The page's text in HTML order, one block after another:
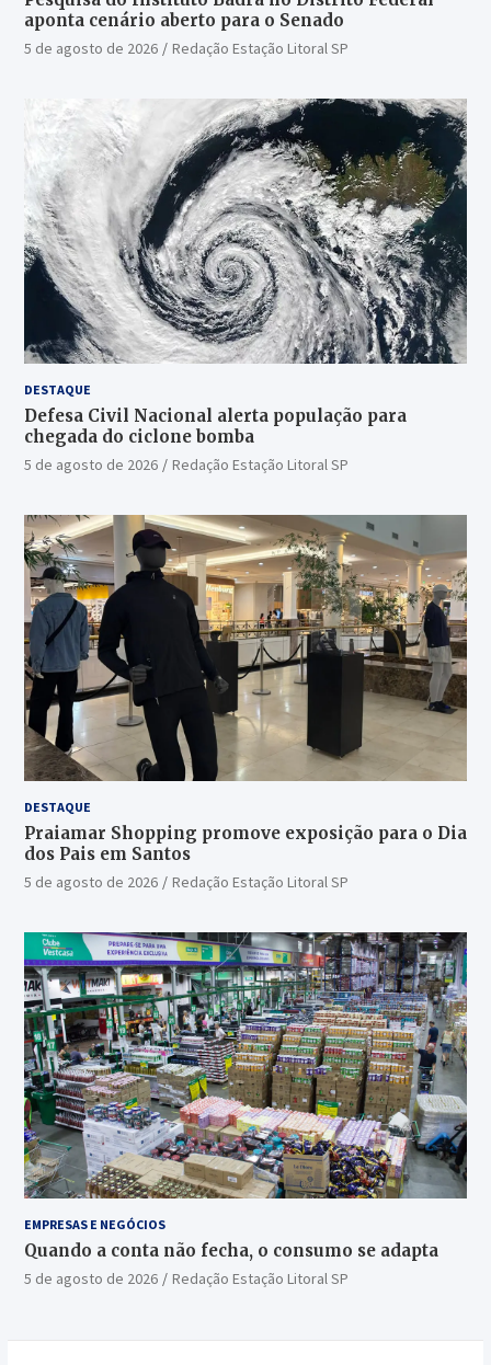
aponta cenário aberto para o Senado
5 de agosto de 2026 Redação Estação Litoral SP
DESTAQUE
Defesa Civil Nacional alerta população para
chegada do ciclone bomba
5 de agosto de 2026 Redação Estação Litoral SP
DESTAQUE
Praiamar Shopping promove exposição para o Dia
dos Pais em Santos
5 de agosto de 2026 Redação Estação Litoral SP
EMPRESAS E NEGÓCIOS
Quando a conta não fecha, o consumo se adapta
5 de agosto de 2026 Redação Estação Litoral SP